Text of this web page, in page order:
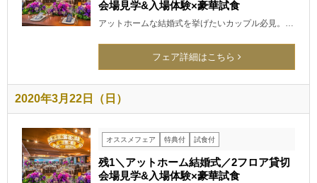
会場見学&入場体験×豪華試食
アットホームな結婚式を挙げたいカップル必見。…
フェア詳細はこちら
2020年3月22日（日）
オススメフェア 特典付 試食付
残1＼アットホーム結婚式／2フロア貸切
会場見学&入場体験×豪華試食